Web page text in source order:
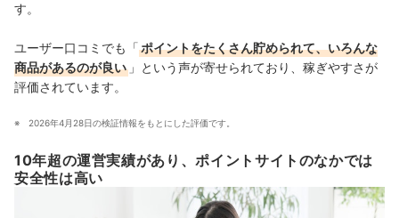
す。
ユーザー口コミでも「 ポイントをたくさん貯められて、いろんな
商品があるのが良い 」という声が寄せられており、稼ぎやすさが
評価されています。
2026年4月28日の検証情報をもとにした評価です。
10年超の運営実績があり、ポイントサイトのなかでは
安全性は高い